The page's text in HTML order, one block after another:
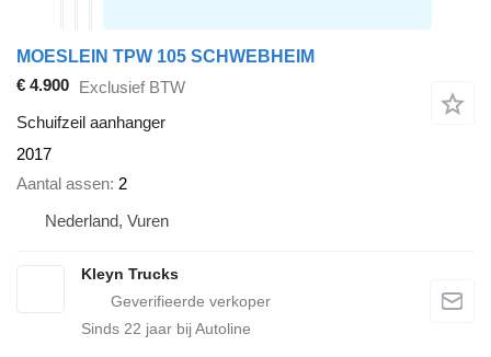
MOESLEIN TPW 105 SCHWEBHEIM
€ 4.900 Exclusief BTW
Schuifzeil aanhanger
2017
Aantal assen 2
Nederland, Vuren
Kleyn Trucks
Sinds 22 jaar bij Autoline